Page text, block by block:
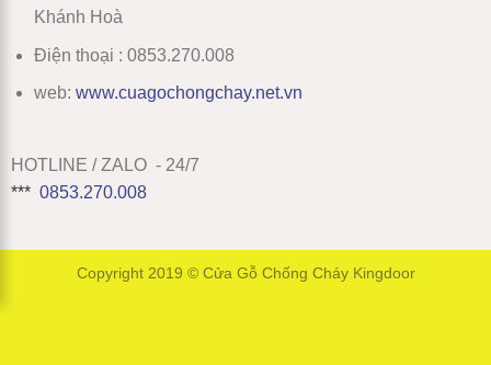
Khánh Hoà
Điện thoại : 0853.270.008
web: www.cuagochongchay.net.vn
HOTLINE / ZALO - 24/7
*** 0853.270.008
Copyright 2019 © Cửa Gỗ Chống Cháy Kingdoor